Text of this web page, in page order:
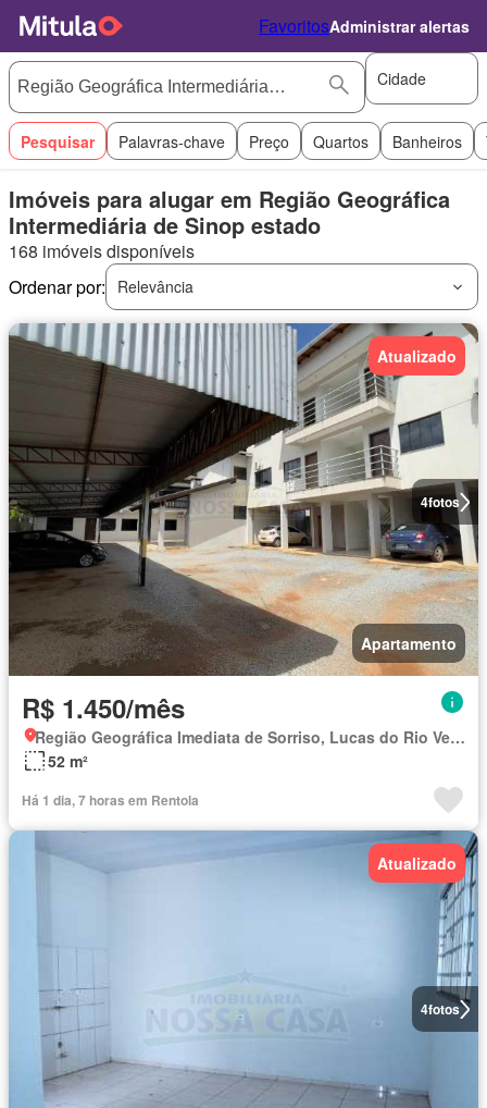
FavoritosAdministrar alertas
Cidade
Pesquisar Palavras-chave Preço Quartos Banheiros
Imóveis para alugar em Região Geográfica
Intermediária de Sinop estado
168 imóveis disponíveis
Ordenar por:
Relevância
4fotos
Atualizado
Apartamento
R$ 1.450/mês
Região Geográfica Imediata de Sorriso, Lucas do Rio Verde
52 m²
Há 1 dia, 7 horas em Rentola
4fotos
Atualizado